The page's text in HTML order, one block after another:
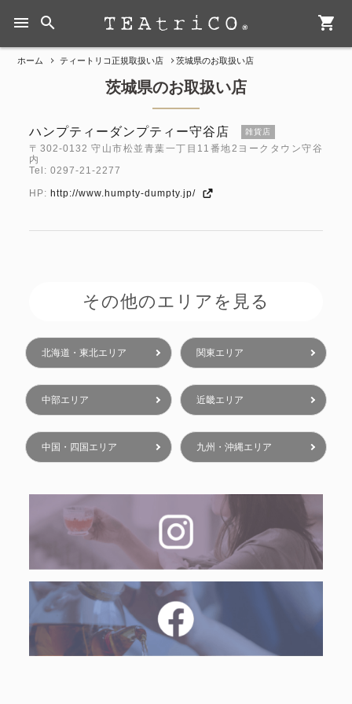
menu search shopping_cart
ホーム ティートリコ正規取扱い店 茨城県のお取扱い店
茨城県のお取扱い店
ハンプティーダンプティー守谷店 雑貨店
〒302-0132 守山市松並青葉一丁目11番地2ヨークタウン守谷
内
Tel: 0297-21-2277
HP: http://www.humpty-dumpty.jp/
その他のエリアを見る
北海道・東北エリア 関東エリア
中部エリア 近畿エリア
中国・四国エリア 九州・沖縄エリア